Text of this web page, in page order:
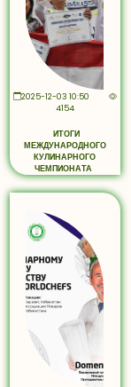
2025-12-03 10:50
4154
ИТОГИ
МЕЖДУНАРОДНОГО
КУЛИНАРНОГО
ЧЕМПИОНАТА